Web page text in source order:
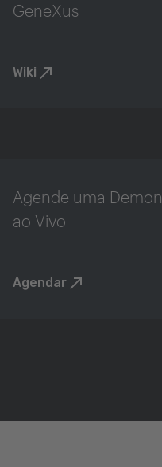
GeneXus
Wiki
Agende uma
ao Vivo
Agendar